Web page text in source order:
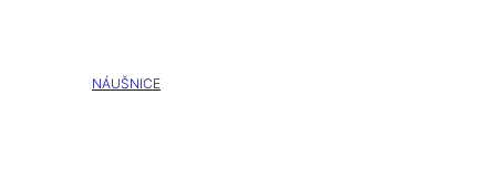
NÁUŠNICE